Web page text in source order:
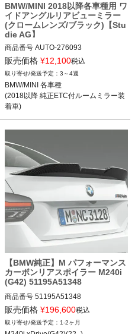
BMW/MINI 2018以降各車種用 ワ
イドアングルリアビューミラー
(クロームレンズ/ブラック)【Stu
die AG】
商品番号 AUTO-276093
276093
BMW/MINI 各車種
(2018以降 純正ETC付ルームミラー装
着車)
販売価格 ¥12,100税込
3～4週
BMW/MINI 各車種
(2018以降 純正ETC付ルームミラー装
着車)
【BMW純正】M パフォーマンス
カーボンリアスポイラー M240i
(G42) 51195A51348
商品番号 51195A51348
51195A51348
販売価格 ¥196,600税込
1-2ヶ月